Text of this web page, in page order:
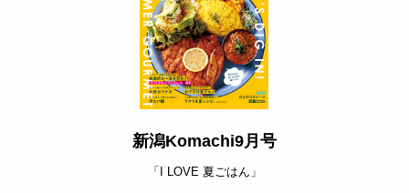
新潟Komachi9月号
「I LOVE 夏ごはん」